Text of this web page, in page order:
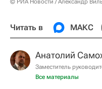
© РИА Новости / Александр
Читать в МАКС
Анатолий
Заместитель
Все материалы